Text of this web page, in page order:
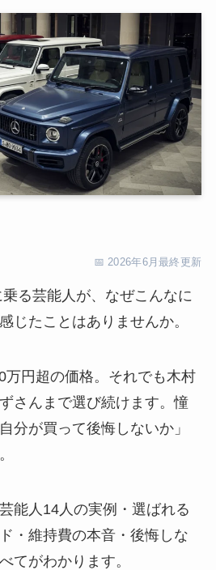
📅 2026年6月最終更新
乗る芸能人が、なぜこんなに
たことはありませんか。
万円超の価格。それでも木村
さんまで選び続けます。憧
分が買って後悔しないか」
能人14人の実例・選ばれる
・維持費の本音・後悔しな
てがわかります。